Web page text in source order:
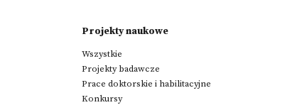
Projekty naukowe
Wszystkie
Projekty badawcze
Prace doktorskie i habilitacyjne
Konkursy